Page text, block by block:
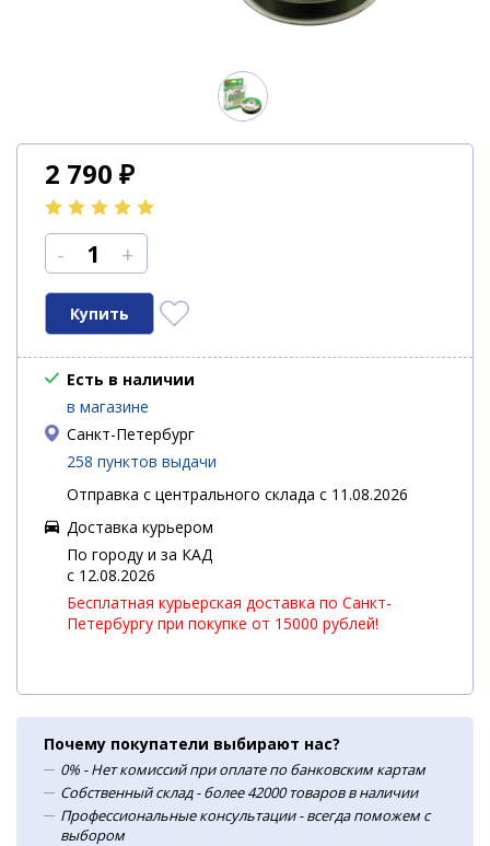
2 790 ₽
- +
Есть в наличии
в магазине
Санкт-Петербург
258 пунктов выдачи
Отправка с центрального склада с 11.08.2026
Доставка курьером
По городу и за КАД
c 12.08.2026
Бесплатная курьерская доставка по Санкт-
Петербургу при покупке от 15000 рублей!
Почему покупатели выбирают нас?
0% - Нет комиссий при оплате по банковским картам
Собственный склад - более 42000 товаров в наличии
Профессиональные консультации - всегда поможем с
выбором